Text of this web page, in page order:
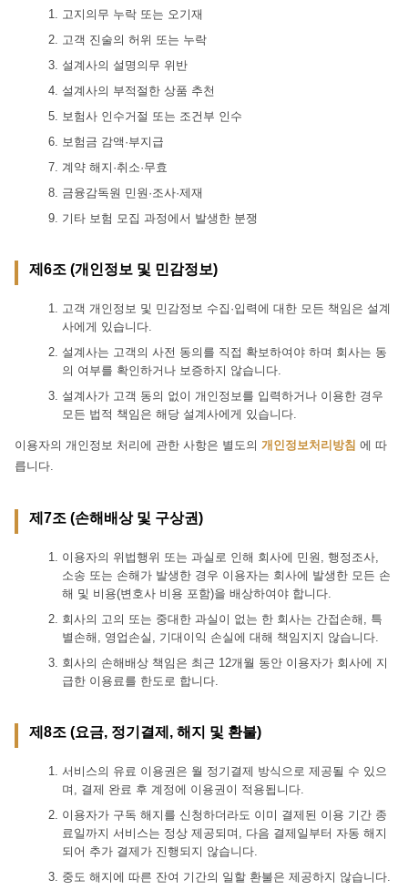
고지의무 누락 또는 오기재
고객 진술의 허위 또는 누락
설계사의 설명의무 위반
설계사의 부적절한 상품 추천
보험사 인수거절 또는 조건부 인수
보험금 감액·부지급
계약 해지·취소·무효
금융감독원 민원·조사·제재
기타 보험 모집 과정에서 발생한 분쟁
제6조 (개인정보 및 민감정보)
고객 개인정보 및 민감정보 수집·입력에 대한 모든 책임은 설계
사에게 있습니다.
설계사는 고객의 사전 동의를 직접 확보하여야 하며 회사는 동
의 여부를 확인하거나 보증하지 않습니다.
설계사가 고객 동의 없이 개인정보를 입력하거나 이용한 경우
모든 법적 책임은 해당 설계사에게 있습니다.
이용자의 개인정보 처리에 관한 사항은 별도의 개인정보처리방침 에 따
릅니다.
제7조 (손해배상 및 구상권)
이용자의 위법행위 또는 과실로 인해 회사에 민원, 행정조사,
소송 또는 손해가 발생한 경우 이용자는 회사에 발생한 모든 손
해 및 비용(변호사 비용 포함)을 배상하여야 합니다.
회사의 고의 또는 중대한 과실이 없는 한 회사는 간접손해, 특
별손해, 영업손실, 기대이익 손실에 대해 책임지지 않습니다.
회사의 손해배상 책임은 최근 12개월 동안 이용자가 회사에 지
급한 이용료를 한도로 합니다.
제8조 (요금, 정기결제, 해지 및 환불)
서비스의 유료 이용권은 월 정기결제 방식으로 제공될 수 있으
며, 결제 완료 후 계정에 이용권이 적용됩니다.
이용자가 구독 해지를 신청하더라도 이미 결제된 이용 기간 종
료일까지 서비스는 정상 제공되며, 다음 결제일부터 자동 해지
되어 추가 결제가 진행되지 않습니다.
중도 해지에 따른 잔여 기간의 일할 환불은 제공하지 않습니다.